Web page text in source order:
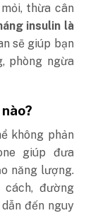
thừa cân
insulin là
sẽ giúp bạn
phòng ngừa
không phản
giúp đưa
năng lượng.
cách, đường
đến nguy